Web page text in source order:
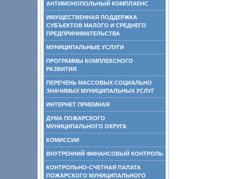
АНТИМОНОПОЛЬНЫЙ КОМПЛАЕНС
ИМУЩЕСТВЕННАЯ ПОДДЕРЖКА
СУБЪЕКТОВ МАЛОГО И СРЕДНЕГО
ПРЕДПРИНИМАТЕЛЬСТВА
МУНИЦИПАЛЬНЫЕ УСЛУГИ
ПРОГРАММЫ КОМПЛЕКСНОГО
РАЗВИТИЯ
ПЕРЕЧЕНЬ МАССОВЫХ СОЦИАЛЬНО
ЗНАЧИМЫХ МУНИЦИПАЛЬНЫХ УСЛУГ
ИНТЕРНЕТ ПРИЕМНАЯ
ДУМА ПОЖАРСКОГО
МУНИЦИПАЛЬНОГО ОКРУГА
КОМИССИИ
ВНУТРЕННИЙ ФИНАНСОВЫЙ КОНТРОЛЬ
КОНТРОЛЬНО-СЧЕТНАЯ ПАЛАТА
ПОЖАРСКОГО МУНИЦИПАЛЬНОГО